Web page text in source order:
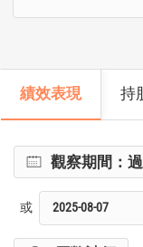
績效表現 持
觀察期間：
或